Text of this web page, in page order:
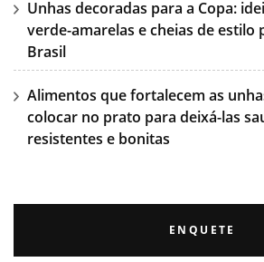
Unhas decoradas para a Copa:
verde-amarelas e cheias de estilo
Brasil
Alimentos que fortalecem as
colocar no prato para deixá-las
resistentes e bonitas
ENQUETE